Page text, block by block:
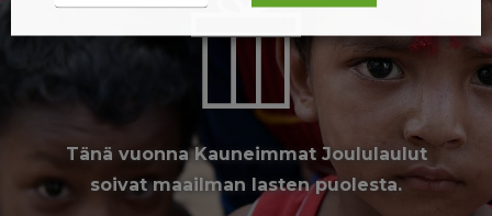
Tänä vuonna Kauneimmat Joululaulut
soivat maailman lasten puolesta.